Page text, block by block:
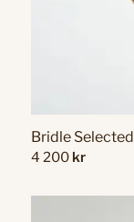
Bridle Selected
4 200 kr